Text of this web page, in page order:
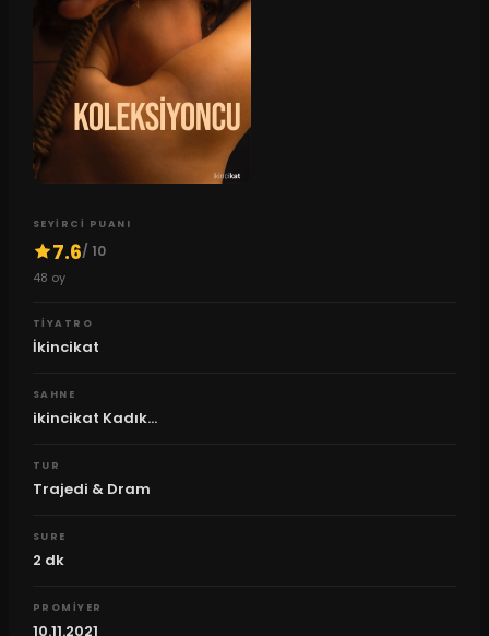
SEYIRCI PUANI
7.6/ 10
48 oy
TIYATRO
İkincikat
SAHNE
ikincikat Kadık...
TUR
Trajedi & Dram
SURE
2 dk
PROMIYER
10.11.2021